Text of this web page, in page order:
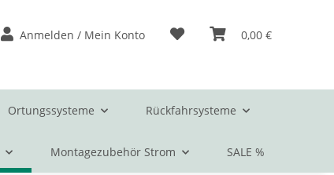
Anmelden / Mein Konto 0,00 €
Ortungssysteme Rückfahrsysteme
Montagezubehör Strom SALE %